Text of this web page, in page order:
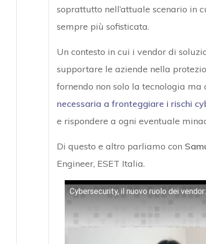
soprattutto nell’attuale scenario in
sempre più sofisticata.
Un contesto in cui i vendor di
supportare le aziende nella
fornendo non solo la tecnologia ma
necessaria a fronteggiare i rischi
e rispondere a ogni eventuale
Di questo e altro parliamo con
Engineer, ESET Italia.
Cybersecurity, il nuovo ruolo dei